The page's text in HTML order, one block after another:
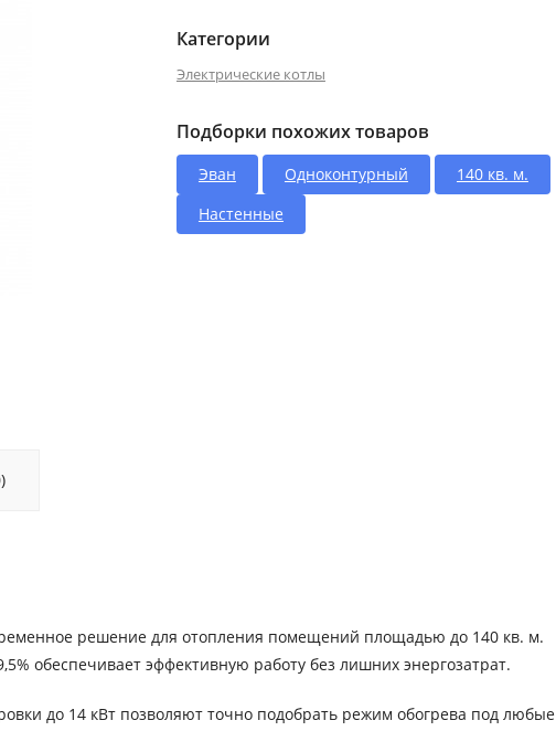
Категории
Электрические котлы
Подборки похожих товаров
Эван Одноконтурный
140 кв. м.
Настенные
решение для отопления помещений площадью до 140 кв. м.
обеспечивает эффективную работу без лишних энергозатрат.
до 14 кВт позволяют точно подобрать режим обогрева под любые